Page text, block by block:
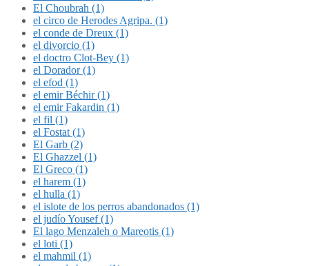
El Choubrah (1)
el circo de Herodes Agripa. (1)
el conde de Dreux (1)
el divorcio (1)
el doctro Clot-Bey (1)
el Dorador (1)
el efod (1)
el emir Béchir (1)
el emir Fakardin (1)
el fil (1)
el Fostat (1)
El Garb (2)
El Ghazzel (1)
El Greco (1)
el harem (1)
el hulla (1)
el islote de los perros abandonados (1)
el judío Yousef (1)
El lago Menzaleh o Mareotis (1)
el loti (1)
el mahmil (1)